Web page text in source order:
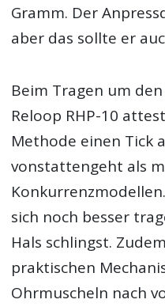
Gramm. Der
aber das sollte er
Beim Tragen um
Reloop RHP-10
Methode einen Tick
vonstattengeht als
sich noch besser
Hals schlingst.
praktischen
Ohrmuscheln nach